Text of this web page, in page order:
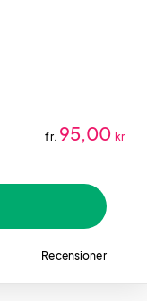
fr. 95,00 kr
Recensioner